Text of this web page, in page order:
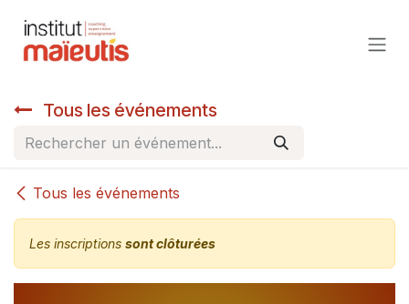
Tous les événements
Tous les événements
Les inscriptions sont clôturées